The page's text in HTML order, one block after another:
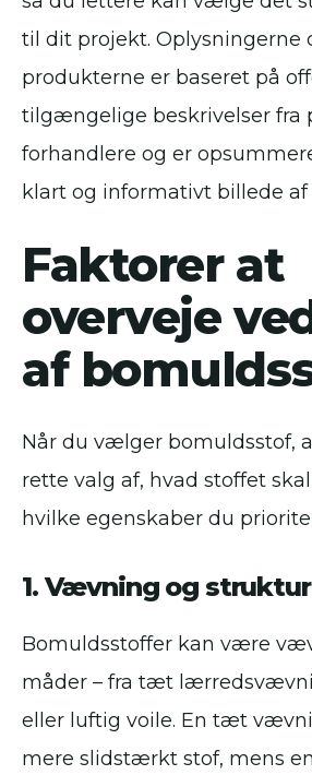
til dit projekt. Oplysningerne
produkterne er baseret på
tilgængelige beskrivelser fra
forhandlere og er
klart og informativt billede
Faktorer at
overveje
af
Når du vælger bomuldsstof,
rette valg af, hvad stoffet
hvilke egenskaber du
1. Vævning og struktur
Bomuldsstoffer kan være
måder – fra tæt
eller luftig voile. En tæt
mere slidstærkt stof, mens